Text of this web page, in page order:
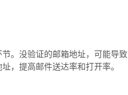
。没验证的邮箱地址，可能导
，提高邮件送达率和打开率。